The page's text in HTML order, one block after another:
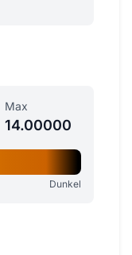
Max
14.00000
Dunkel